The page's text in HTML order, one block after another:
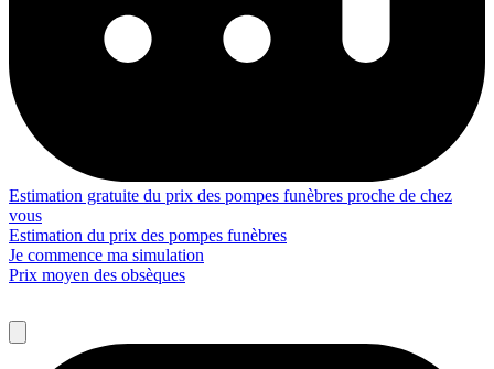
Estimation gratuite du prix des pompes funèbres proche de chez
vous
Estimation du prix des pompes funèbres
Je commence ma simulation
Prix moyen des obsèques